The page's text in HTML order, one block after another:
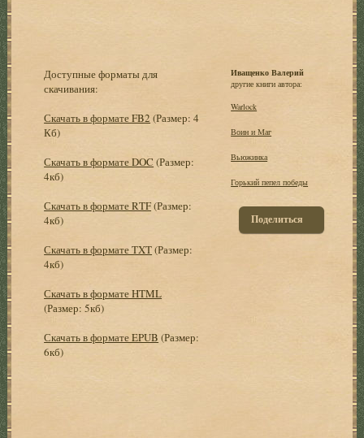
Доступные форматы для
скачивания:
Скачать в формате FB2 (Размер: 4
Кб)
Скачать в формате DOC (Размер:
4кб)
Скачать в формате RTF(Размер:
4кб)
Скачать в формате TXT(Размер:
4кб)
Скачать в формате HTML
(Размер: 5кб)
Скачать в формате EPUB (Размер:
6кб)
Иващенко Валерий
другие книги автора:
Warlock
Воин и Маг
Вьюжинка
Горький пепел победы
Поделиться